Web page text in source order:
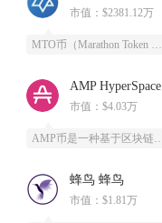
市值：$2381.12万
AMP HyperSpace
市值：$4.03万
蜂鸟 蜂鸟
市值：$1.81万